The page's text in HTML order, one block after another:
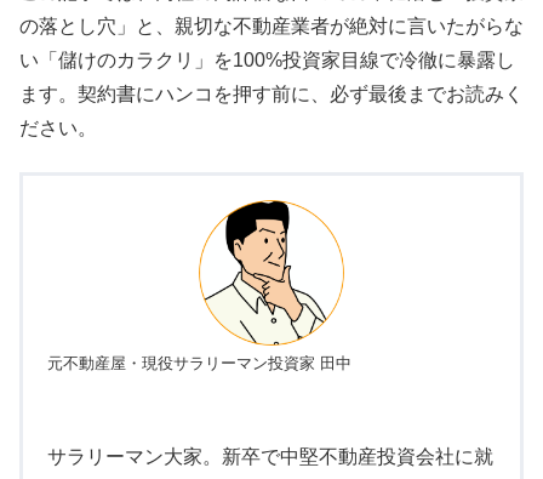
の落とし穴」と、親切な不動産業者が絶対に言いたがらな
い「儲けのカラクリ」を100%投資家目線で冷徹に暴露し
ます。契約書にハンコを押す前に、必ず最後までお読みく
ださい。
元不動産屋・現役サラリーマン投資家 田中
サラリーマン大家。新卒で中堅不動産投資会社に就